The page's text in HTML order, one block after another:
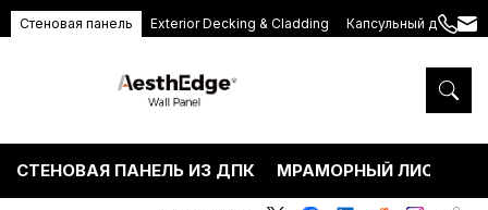
Стеновая панель Exterior Decking & Cladding Капсульный дом
+86
5575
СТЕНОВАЯ ПАНЕЛЬ ИЗ ДПК МРАМОРНЫЙ ЛИСТ ПВХ